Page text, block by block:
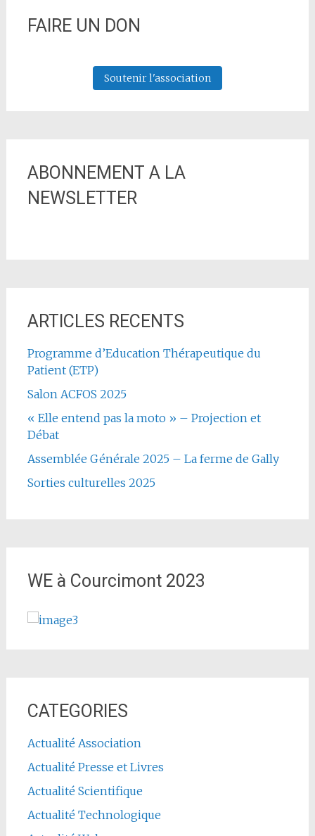
FAIRE UN DON
Soutenir l'association
ABONNEMENT A LA
NEWSLETTER
ARTICLES RECENTS
Programme d’Education Thérapeutique du
Patient (ETP)
Salon ACFOS 2025
« Elle entend pas la moto » – Projection et
Débat
Assemblée Générale 2025 – La ferme de Gally
Sorties culturelles 2025
WE à Courcimont 2023
CATEGORIES
Actualité Association
Actualité Presse et Livres
Actualité Scientifique
Actualité Technologique